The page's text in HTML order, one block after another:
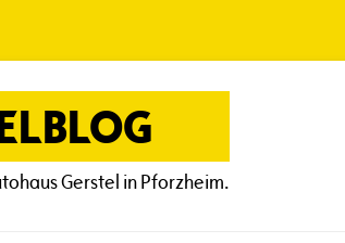
Gerstel in Pforzheim.